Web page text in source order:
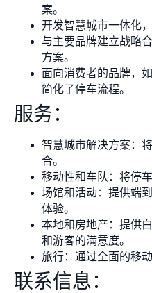
案。
开发智慧城市一体化
与主要品牌建立战略
方案。
面向消费者的品牌，
简化了停车流程。
服务：
智慧城市解决方案：
合。
移动性和车队：将停
场馆和活动：提供端
体验。
本地和房地产：提供
和游客的满意度。
旅行：通过全面的移
联系信息：